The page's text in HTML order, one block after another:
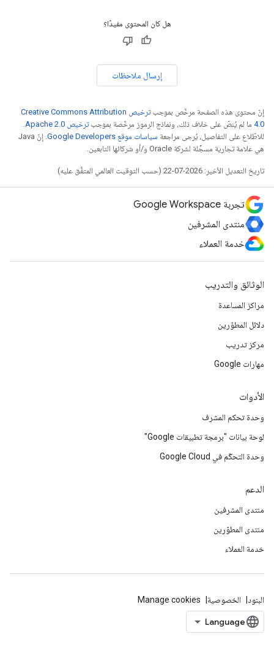
هل كان المحتوى مفيدًا؟
إرسال ملاحظات
إنّ محتوى هذه الصفحة مرخّص بموجب
ترخيص Creative Commons Attribution
4.0‏ ما لم يُنصّ على خلاف ذلك، ونماذج الرموز مرخّصة بموجبترخيص Apache 2.0‏
.
للاطّلاع على التفاصيل، يُرجى مراجعة سياسات موقع Google Developers‏
. إنّ Java
هي علامة تجارية مسجَّلة لشركة Oracle و/أو شركائها التابعين.
تاريخ التعديل الأخير: 2026-07-22 (حسب التوقيت العالمي المتفَّق عليه)
تجربة Google Workspace
منتدى المشرفين
خدمة العملاء
الوثائق والتدريب
مراكز المساعدة
دلائل المطوّرين
مركز تدريب
مهارات Google
الأدوات
وحدة تحكم المشرف
لوحة بيانات "برمجة تطبيقات Google"
وحدة التحكّم في Google Cloud
الدعم
منتدى المشرفين
منتدى المطوّرين
خدمة العملاء
البنود الخصوصية Manage cookies